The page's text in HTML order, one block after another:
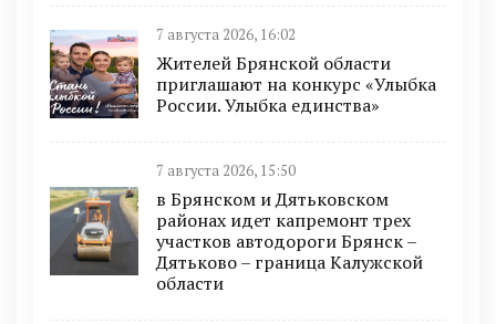
7 августа 2026, 16:02
Жителей Брянской области
приглашают на конкурс «Улыбка
России. Улыбка единства»
7 августа 2026, 15:50
в Брянском и Дятьковском
районах идет капремонт трех
участков автодороги Брянск –
Дятьково – граница Калужской
области